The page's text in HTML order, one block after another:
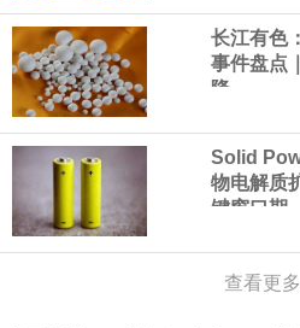
意大利富时MIB指数跌0.18%。
LME伦镍日内跌超3.00%，现
瑞士7月季调后失业率 3.1%
季调失业率 3%，预期 3%，
商品期货收盘，黄金连续涨
长江有色
事件盘点
降
Solid
物电解质
键窗口期
查看更